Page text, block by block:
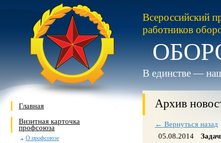
Всероссийский
работников
В единстве —
Главная
Визитная карточка
профсоюза
О профсоюзе
Архив
← Вернуться назад
05.08.2014